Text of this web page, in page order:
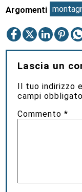
Argomenti
Lascia un
Il tuo indirizzo
campi
Commento*